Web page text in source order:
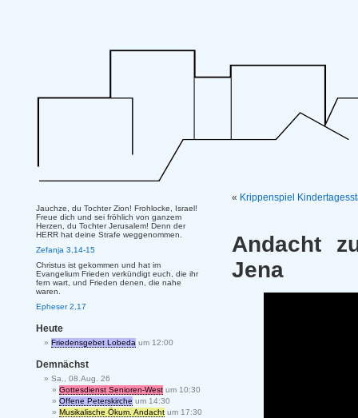
« Krippenspiel
Andacht
Jena
Jauchze, du Tochter Zion! Frohlocke, Israel!
Freue dich und sei fröhlich von ganzem
Herzen, du Tochter Jerusalem! Denn der
HERR hat deine Strafe weggenommen.
Zefanja 3,14-15
Christus ist gekommen und hat im
Evangelium Frieden verkündigt euch, die ihr
fern wart, und Frieden denen, die nahe
waren.
Epheser 2,17
Heute
Friedensgebet Lobeda um 12:00
Demnächst
Sa., 08.Aug. 26
Gottesdienst Senioren-West um 10:30
Offene Peterskirche um 14:30
Musikalische Ökum. Andacht um 17:30